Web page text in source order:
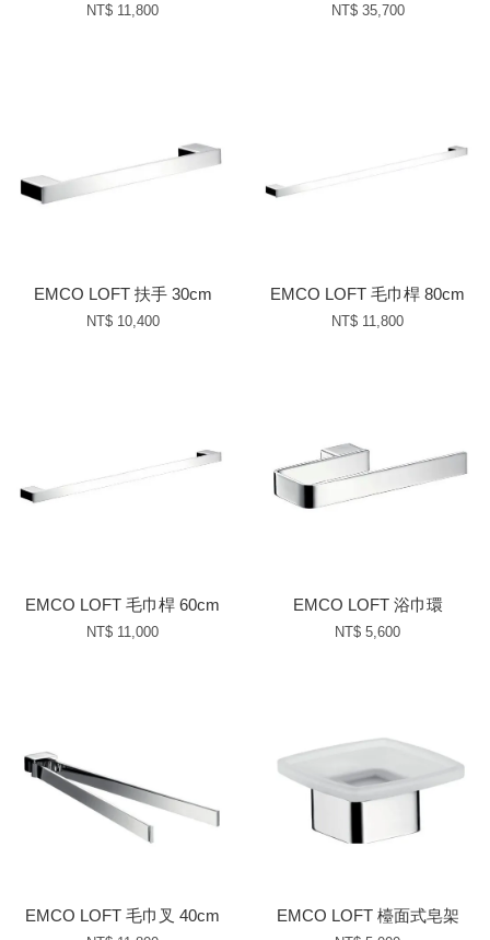
NT$ 11,800 NT$ 35,700
EMCO LOFT 扶手 30cm
NT$ 10,400
EMCO LOFT 毛巾桿 80cm
NT$ 11,800
EMCO LOFT 毛巾桿 60cm
NT$ 11,000
EMCO LOFT 浴巾環
NT$ 5,600
EMCO LOFT 毛巾叉 40cm EMCO LOFT 檯面式皂架